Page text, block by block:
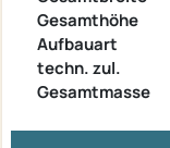
Gesamthöhe
Aufbauart
techn. zul.
Gesamtmasse